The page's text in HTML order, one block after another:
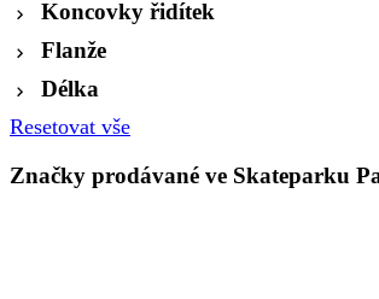
Koncovky řidítek
Flanže
Délka
Resetovat vše
Značky prodávané ve Skateparku